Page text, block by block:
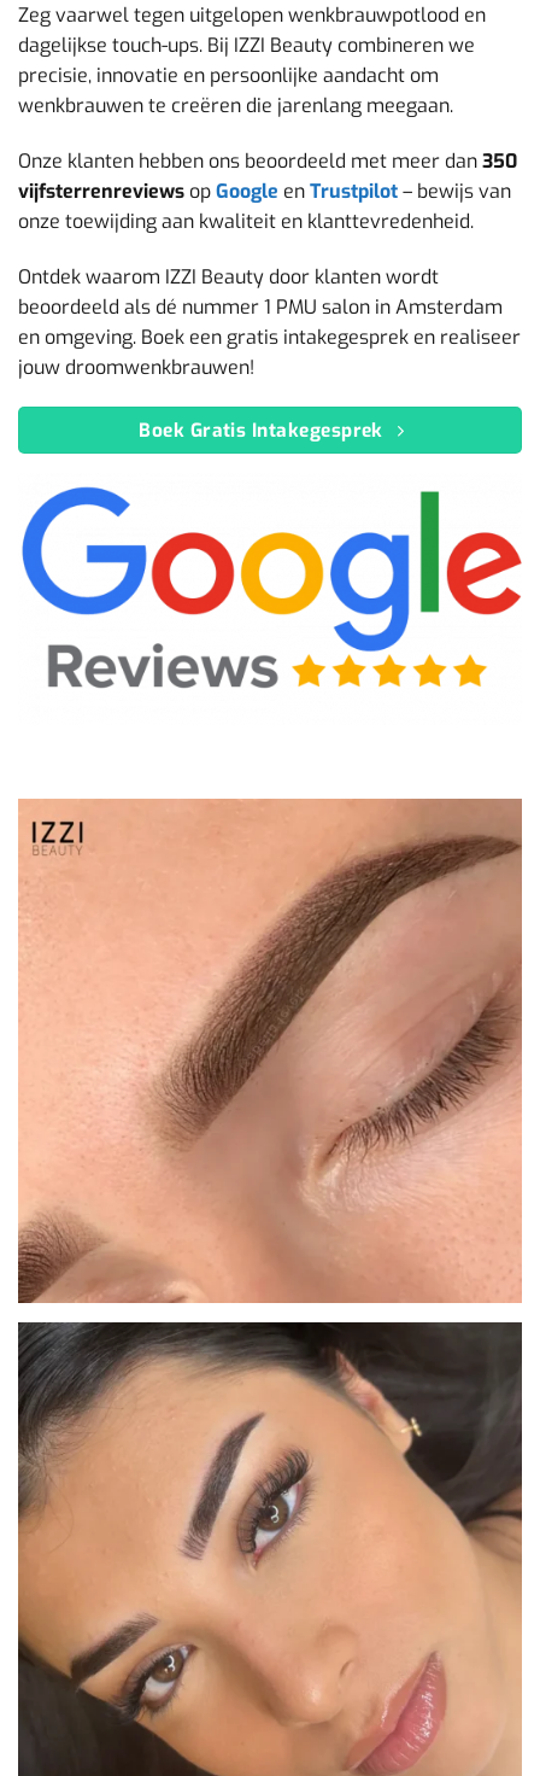
Zeg vaarwel tegen uitgelopen wenkbrauwpotlood en
dagelijkse touch-ups. Bij IZZI Beauty combineren we
precisie, innovatie en persoonlijke aandacht om
wenkbrauwen te creëren die jarenlang meegaan.
Onze klanten hebben ons beoordeeld met meer dan350
vijfsterrenreviews opGoogle enTrustpilot– bewijs van
onze toewijding aan kwaliteit en klanttevredenheid.
Ontdek waarom IZZI Beauty door klanten wordt
beoordeeld als dé nummer 1 PMU salon in Amsterdam
en omgeving. Boek een gratis intakegesprek en realiseer
jouw droomwenkbrauwen!
Boek Gratis Intakegesprek